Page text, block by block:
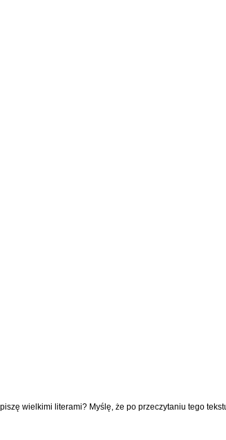
wielkimi literami? Myślę, że po przeczytaniu tego